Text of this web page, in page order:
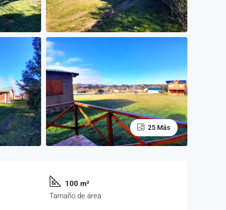
25 Más
100 m²
Tamaño de área